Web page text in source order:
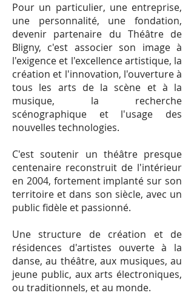
Pour un particulier, une entreprise,
une personnalité, une fondation,
devenir partenaire du Théâtre de
Bligny, c'est associer son image à
l'exigence et l'excellence artistique, la
création et l'innovation, l'ouverture à
tous les arts de la scène et à la
musique, la recherche
scénographique et l'usage des
nouvelles technologies.
C'est soutenir un théâtre presque
centenaire reconstruit de l'intérieur
en 2004, fortement implanté sur son
territoire et dans son siècle, avec un
public fidèle et passionné.
Une structure de création et de
résidences d'artistes ouverte à la
danse, au théâtre, aux musiques, au
jeune public, aux arts électroniques,
ou traditionnels, et au monde.